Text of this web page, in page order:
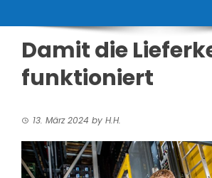
Damit die
funktioniert
13. März 2024 by H.H.